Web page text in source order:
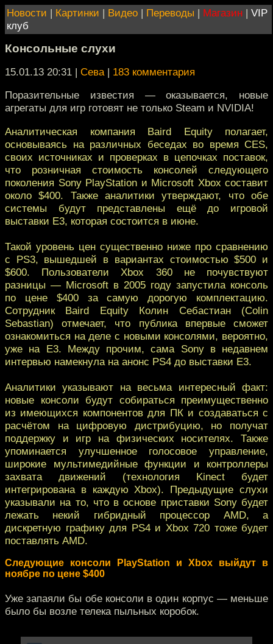
Новости | Картинки | Видео | Переводы | Магазин | VIP
клуб
Консольные слухи
15.01.13 20:31 | Сева| 183 комментария
Поразительные известия — оказывается, новые
агрегаты для игр готовят не только Steam и NVIDIA!
Аналитическая компания Baird Equity полагает,
основываясь на различных беседах во время CES,
своих источниках и проверках в цепочках поставок,
что розничная стоимость консолей следующего
поколения Sony PlayStation и Microsoft Xbox составит
около $400. Также аналитики утверждают, что обе
системы будут представлены ещё до игровой
выставки E3, которая состоится в июне.
Такой уровень цен существенно ниже про сравнению
с PS3, вышедшей в вариантах стоимостью $500 и
$600. Пользователи Xbox 360 не почувствуют
разницы — Microsoft в 2005 году запустила консоль
по цене $400 за самую дорогую комплектацию.
Сотрудник Baird Equity Колин Себастиан (Colin
Sebastian) отмечает, что публика впервые сможет
ознакомиться на деле с новыми консолями, вероятно,
уже на E3. Между прочим, сама Sony в недавнем
интервью намекнула на анонс PS4 до выставки E3.
Аналитики указывают на весьма интересный факт:
новые консоли будут собираться преимущественно
из имеющихся компонентов для ПК и создаваться с
расчётом на цифровую дистрибуцию, но получат
поддержку и игр на физических носителях. Также
упоминается улучшенное голосовое управление,
широкие мультимедийные функции и контроллеры
захвата движений (технология Kinect будет
интегрирована в каждую Xbox). Предыдущие слухи
указывали на то, что в основе приставки Sony будет
лежать некий гибридный процессор AMD, а
дискретную графику для PS4 и Xbox 720 тоже будет
поставлять AMD.
Следующие консоли PlayStation и Xbox выйдут в
ноябре по цене $400
Уже запаяли бы обе консоли в один корпус — меньше
было бы возле телека пыльных коробок.